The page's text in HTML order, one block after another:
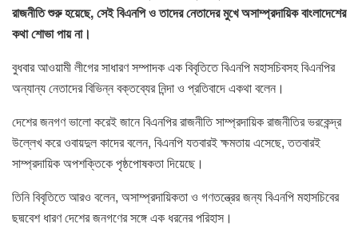
রাজনীতি শুরু হয়েছে, সেই বিএনপি ও তাদের নেতাদের মুখে অসাম্প্রদায়িক বাংলাদেশের
কথা শোভা পায় না।
বুধবার আওয়ামী লীগের সাধারণ সম্পাদক এক বিবৃতিতে বিএনপি মহাসচিবসহ বিএনপির
অন্যান্য নেতাদের বিভিন্ন বক্তব্যের নিন্দা ও প্রতিবাদে একথা বলেন।
দেশের জনগণ ভালো করেই জানে বিএনপির রাজনীতি সাম্প্রদায়িক রাজনীতির ভরকেন্দ্র
উল্লেখ করে ওবায়দুল কাদের বলেন, বিএনপি যতবারই ক্ষমতায় এসেছে, ততবারই
সাম্প্রদায়িক অপশক্তিকে পৃষ্ঠপোষকতা দিয়েছে।
তিনি বিবৃতিতে আরও বলেন, অসাম্প্রদায়িকতা ও গণতন্ত্রের জন্য বিএনপি মহাসচিবের
ছদ্মবেশ ধারণ দেশের জনগণের সঙ্গে এক ধরনের পরিহাস।